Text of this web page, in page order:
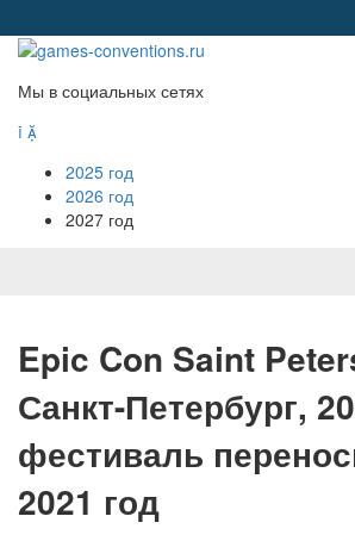
Мы в социальных сетях
 
2025 год
2026 год
2027 год
Epic Con Saint
Санкт-Петербург,
фестиваль
2021 год